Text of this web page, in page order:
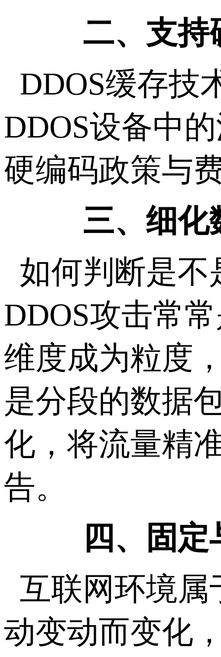
二、支持
DDOS缓存技
DDOS设备中
硬编码政策与
三、细化
如何判断是不
DDOS攻击常
维度成为粒度
是分段的数据
化，将流量精
告。
四、固
互联网环境属
动变动而变化